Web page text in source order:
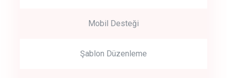
Mobil Desteği
Şablon Düzenleme